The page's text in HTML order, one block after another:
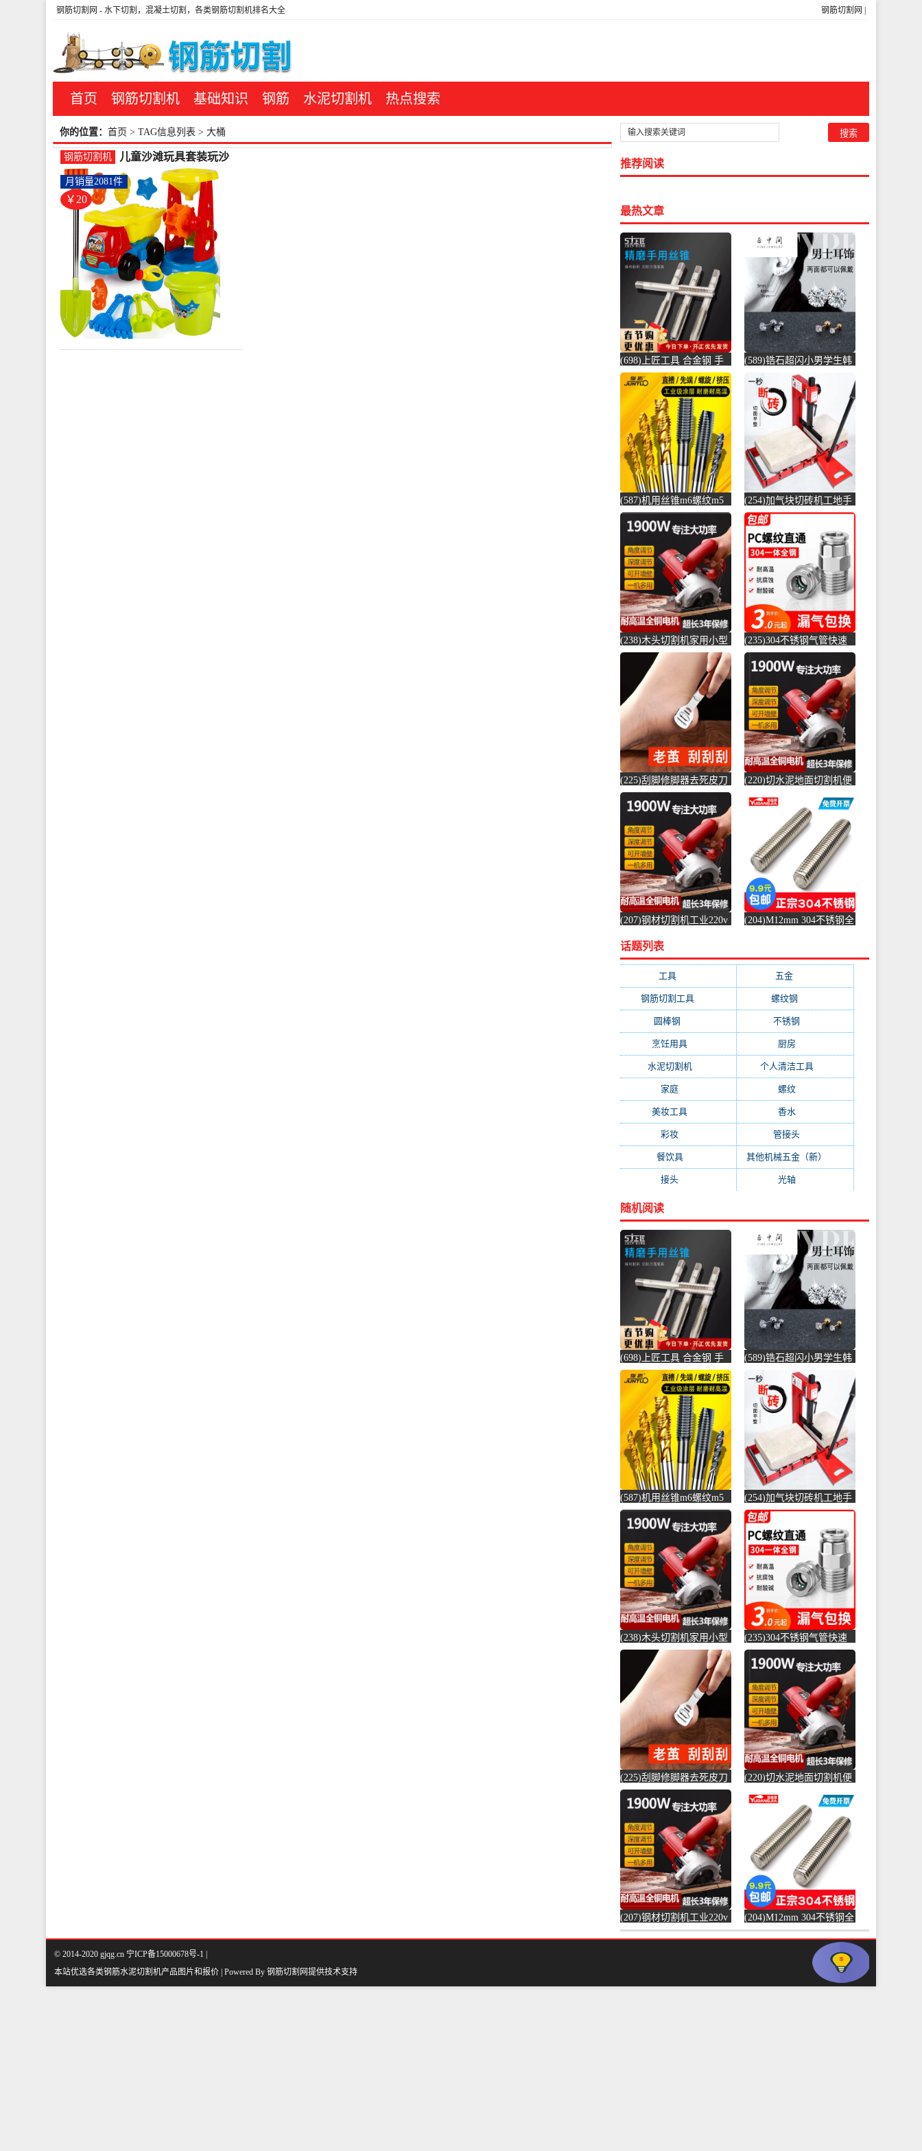
钢筋切割网
钢筋切割网 - 水下切割，混凝土切割，各类钢筋切割机排名大全
首页 钢筋切割机 基础知识 钢筋 水泥切割机 热点搜索
你的位置： 首页 > TAG信息列表 > 大桶
钢筋切割机
儿童沙滩玩具套装玩沙
挖沙工具沙漏铲子男女
宝宝决明子-钢筋切割工
具(蓓茹儿玩具专营店仅
售19.9元)
￥20
月销量2081件
推荐阅读
最热文章
(698)上匠工具 合金钢 手
用丝锥攻螺纹工具攻丝丝
攻套丝m-螺纹钢(上匠工具
旗舰店仅售5.8元)
(589)锆石超闪小男学生韩
版耳骨钉钛钢养耳棒防过
敏圆珠女儿-圆棒钢(正中
间旗舰店仅售5.6元)
(587)机用丝锥m6螺纹m5
攻丝m3钻头m8丝攻m10不
锈-螺纹钢(俊拓五金旗舰
(254)加气块切砖机工地手
动轻质砖压砖机带钢尺水
泥砖泡沫砖-水泥切割机
(贞美旗舰店仅售390元)
(238)木头切割机家用小型
切水泥地面金属钢材机两
用新款切槽-水泥切割机
(simtone旗舰店仅售122.65
元)
(235)304不锈钢气管快速
接头快插气动快接螺纹高
压气嘴直-螺纹钢(卓成五
(225)刮脚修脚器去死皮刀
老茧磨脚神器脚皮工具脚
底脚后跟刨-钢筋切割工具
(齐开雅致专卖店仅售13.8
元)
(220)切水泥地面切割机便
便携式电-水泥切割机
(simtone旗舰店仅售123.75
(207)钢材切割机工业220v
切机固-水泥切割机
(simtone旗舰店仅售123.75
(204)M12mm 304不锈钢全
仅售1.5元)
话题列表
工具(247) 五金
钢筋切割工具(177) 螺纹钢
圆棒钢 不锈钢
烹饪用具 厨房
水泥切割机(45) 个人清洁工具(43)
家庭 螺纹(41)
美妆工具 香水(32)
彩妆 管接头
餐饮具(25) 其他机械五金（新）
接头 光轴
随机阅读
(698)上匠工具 合金钢 手
用丝锥攻螺纹工具攻丝丝
攻套丝m-螺纹钢(上匠工具
旗舰店仅售5.8元)
(589)锆石超闪小男学生韩
版耳骨钉钛钢养耳棒防过
敏圆珠女儿-圆棒钢(正中
间旗舰店仅售5.6元)
(587)机用丝锥m6螺纹m5
攻丝m3钻头m8丝攻m10不
锈-螺纹钢(俊拓五金旗舰
(254)加气块切砖机工地手
动轻质砖压砖机带钢尺水
泥砖泡沫砖-水泥切割机
(贞美旗舰店仅售390元)
(238)木头切割机家用小型
切水泥地面金属钢材机两
用新款切槽-水泥切割机
(simtone旗舰店仅售122.65
元)
(235)304不锈钢气管快速
接头快插气动快接螺纹高
压气嘴直-螺纹钢(卓成五
(225)刮脚修脚器去死皮刀
老茧磨脚神器脚皮工具脚
底脚后跟刨-钢筋切割工具
(齐开雅致专卖店仅售13.8
元)
(220)切水泥地面切割机便
便携式电-水泥切割机
(simtone旗舰店仅售123.75
(207)钢材切割机工业220v
水泥混凝土金属混泥土水
(204)M12mm 304不锈钢全
螺纹螺杆牙条通丝螺柱全
丝-螺纹钢(浴当家旗舰店
© 2014-2020 gjqg.cn 宁ICP备15000678号-1 |
本站优选各类钢筋水泥切割机产品图片和报价 | Powered By 钢筋切割网提供技术支持